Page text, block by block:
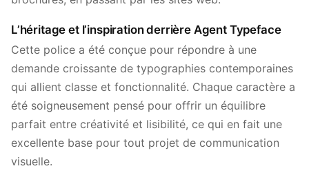
L’héritage et l’inspiration derrière Agent Typeface
Cette police a été conçue pour répondre à une
demande croissante de typographies contemporaines
qui allient classe et fonctionnalité. Chaque caractère a
été soigneusement pensé pour offrir un équilibre
parfait entre créativité et lisibilité, ce qui en fait une
excellente base pour tout projet de communication
visuelle.